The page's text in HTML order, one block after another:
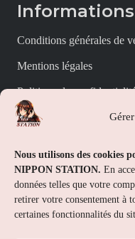
Nous utilisons des cookies
NIPPON STATION. En
données telles que votre
retirer votre consentement à
certaines fonctionnalités du
Informations
Conditions générales de
Mentions légales
Politique de
Politique de cookies (UE)
Nippon
À propos